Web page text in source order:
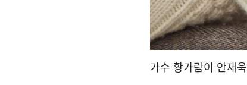
가수 황가람이 안재